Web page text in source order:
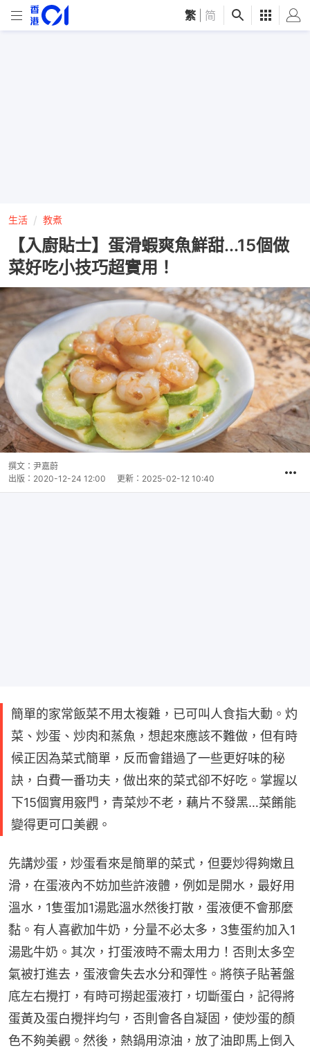
繁 简
生活 教煮
【入廚貼士】蛋滑蝦爽魚鮮甜...15個做
菜好吃小技巧超實用！
撰文： 尹嘉蔚
出版： 2020-12-24 12:00 更新： 2025-02-12 10:40
簡單的家常飯菜不用太複雜，已可叫人食指大動。灼
菜、炒蛋、炒肉和蒸魚，想起來應該不難做，但有時
候正因為菜式簡單，反而會錯過了一些更好味的秘
訣，白費一番功夫，做出來的菜式卻不好吃。掌握以
下15個實用竅門，青菜炒不老，藕片不發黑…菜餚能
變得更可口美觀。
先講炒蛋，炒蛋看來是簡單的菜式，但要炒得夠嫩且
滑，在蛋液內不妨加些許液體，例如是開水，最好用
溫水，1隻蛋加1湯匙溫水然後打散，蛋液便不會那麼
黏。有人喜歡加牛奶，分量不必太多，3隻蛋約加入1
湯匙牛奶。其次，打蛋液時不需太用力！否則太多空
氣被打進去，蛋液會失去水分和彈性。將筷子貼著盤
底左右攪打，有時可撈起蛋液打，切斷蛋白，記得將
蛋黃及蛋白攪拌均勻，否則會各自凝固，使炒蛋的顏
色不夠美觀。然後，熱鍋用涼油，放了油即馬上倒入